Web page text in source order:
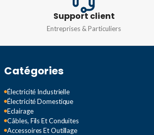
Support client
Entreprises & Particuliers
Catégories
Électricité Industrielle
Électricité Domestique
Eclairage
Câbles, Fils Et Conduites
Accessoires Et Outillage